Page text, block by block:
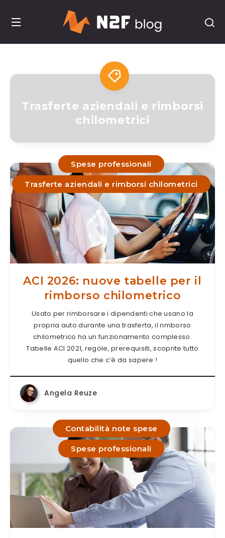
Trasferte aziendali e rimborsi
chilometrici
Spese professionali
Trasferte aziendali e rimborsi chilometrici
ACI 2026: nuove tabelle per il
rimborso chilometrico
Usato per rimborsare i dipendenti che usano la
propria auto durante una trasferta, il rimborso
chilometrico ha un funzionamento complesso.
Tabelle ACI 2021, regole, prerequisiti, scoprite tutto
quello che c’è da sapere !
Angela Reuze
Contabilità note spese
Spese professionali